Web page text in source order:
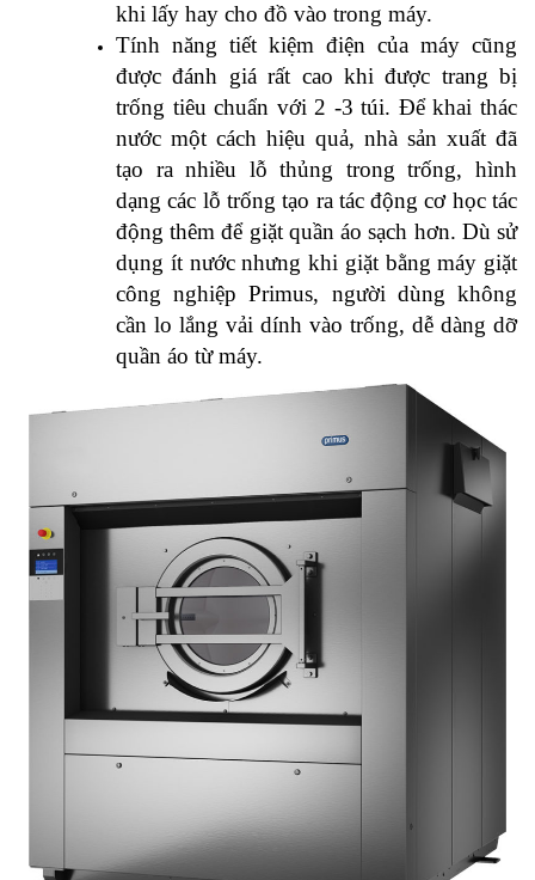
khi lấy hay cho đồ vào trong máy.
Tính năng tiết kiệm điện của máy cũng
được đánh giá rất cao khi được trang bị
trống tiêu chuẩn với 2 -3 túi. Để khai thác
nước một cách hiệu quả, nhà sản xuất đã
tạo ra nhiều lỗ thủng trong trống, hình
dạng các lỗ trống tạo ra tác động cơ học tác
động thêm để giặt quần áo sạch hơn. Dù sử
dụng ít nước nhưng khi giặt bằng máy giặt
công nghiệp Primus, người dùng không
cần lo lắng vải dính vào trống, dễ dàng dỡ
quần áo từ máy.